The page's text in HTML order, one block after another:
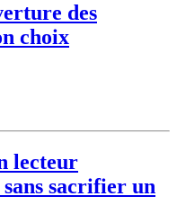
des
choix
lecteur
sacrifier un